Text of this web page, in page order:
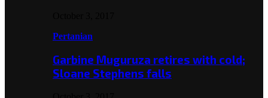
Pertanian
Garbine Muguruza retires with cold;
Sloane Stephens falls